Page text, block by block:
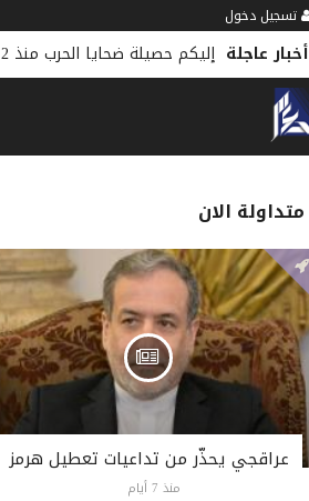
تسجيل دخول
أخبار عاجلة
متداولة الان
عراقجي يحذّر من تداعيات تعطيل هرمز
منذ 7 أيام